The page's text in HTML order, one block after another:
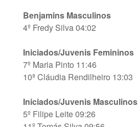
Benjamins Masculinos
4º Fredy Silva 04:02
Iniciados/Juvenis Femininos
7º Maria Pinto 11:46
10ª Cláudia Rendilheiro 13:03
Iniciados/Juvenis Masculinos
5º Filipe Leite 09:26